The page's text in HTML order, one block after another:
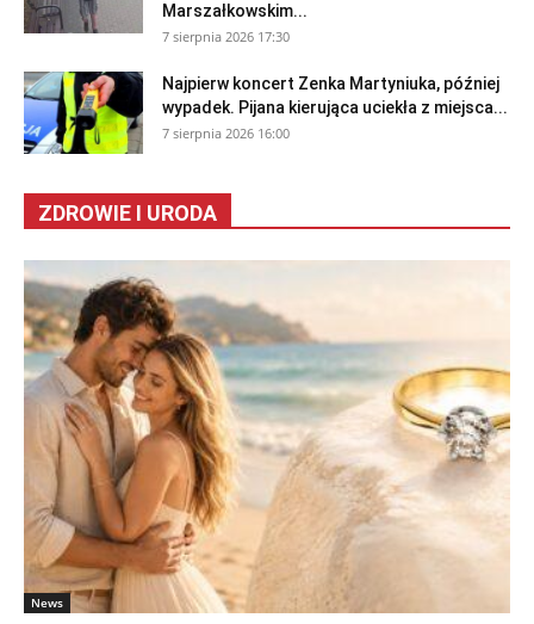
Marszałkowskim...
7 sierpnia 2026 17:30
Najpierw koncert Zenka Martyniuka, później
wypadek. Pijana kierująca uciekła z miejsca...
7 sierpnia 2026 16:00
ZDROWIE I URODA
News